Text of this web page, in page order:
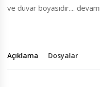
ve duvar boyasıdır....
Açıklama Dosyalar